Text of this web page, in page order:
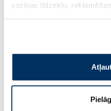
saziņas līdzekļu,
pakalpojumus. Ja piekrītat
izmantošanai, lūdzu,
Vēl no šī zīmola